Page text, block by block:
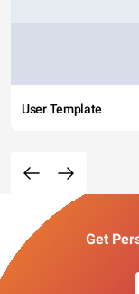
User Template
Get